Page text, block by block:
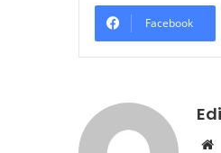
Facebook